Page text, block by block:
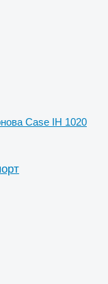
Case IH 1020